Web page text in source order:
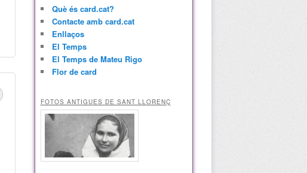
Què és card.cat?
Contacte amb card.cat
Enllaços
El Temps
El Temps de Mateu Rigo
Flor de card
FOTOS ANTIGUES DE SANT LLORENÇ